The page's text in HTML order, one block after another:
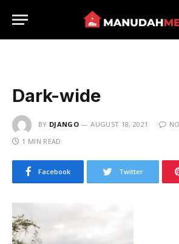
Dark-wide
BY DJANGO AUGUST 18, 2021
1 MIN READ
Facebook Twitter